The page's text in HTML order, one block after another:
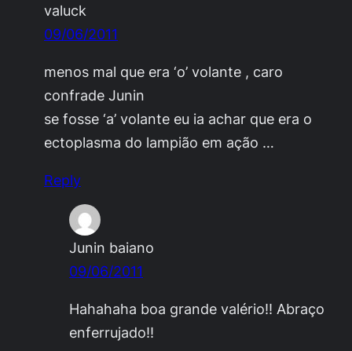
valuck
09/06/2011
menos mal que era ‘o’ volante , caro
confrade Junin
se fosse ‘a’ volante eu ia achar que era o
ectoplasma do lampião em ação …
Reply
Junin baiano
09/06/2011
Hahahaha boa grande valério!! Abraço
enferrujado!!